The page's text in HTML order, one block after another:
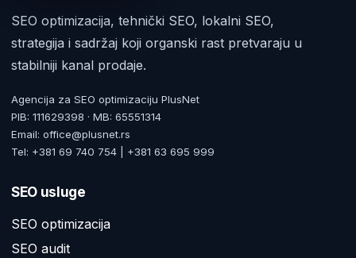
SEO optimizacija, tehnički SEO, lokalni SEO,
strategija i sadržaj koji organski rast pretvaraju u
stabilniji kanal prodaje.
Agencija za SEO optimizaciju PlusNet
PIB: 111629398 · MB: 65551314
Email: office@plusnet.rs
Tel: +381 69 740 754 | +381 63 695 999
SEO usluge
SEO optimizacija
SEO audit